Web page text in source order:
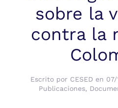
sobre la
contra la
Escrito por CESED en 07/
Publicaciones,